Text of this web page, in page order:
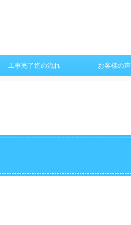
工事完了迄の流れ お客様の声